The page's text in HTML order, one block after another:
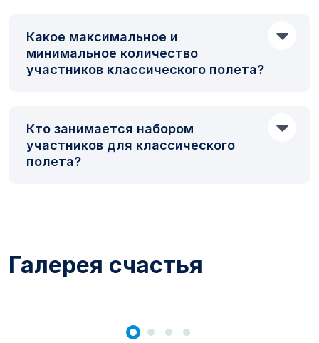
Какое максимальное и
минимальное количество
участников классического полета?
Кто занимается набором
участников для классического
полета?
Галерея счастья